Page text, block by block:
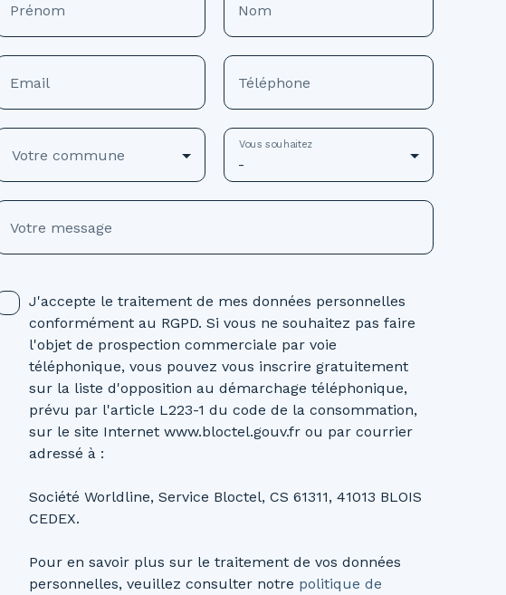
Prénom Nom
Email Téléphone
Votre commune
-
Vous souhaitez
Votre message
J'accepte le traitement de mes données personnelles
conformément au RGPD. Si vous ne souhaitez pas faire
l'objet de prospection commerciale par voie
téléphonique, vous pouvez vous inscrire gratuitement
sur la liste d'opposition au démarchage téléphonique,
prévu par l'article L223-1 du code de la consommation,
sur le site Internet www.bloctel.gouv.fr ou par courrier
adressé à :
Société Worldline, Service Bloctel, CS 61311, 41013 BLOIS
CEDEX.
Pour en savoir plus sur le traitement de vos données
personnelles, veuillez consulter notre politique de